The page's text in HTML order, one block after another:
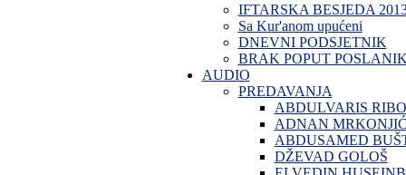
IFTARSKA BESJEDA
Sa Kur'anom upućeni
DNEVNI PODSJETNIK
BRAK POPUT
AUDIO
PREDAVANJA
ABDULVARIS RIBO
ADNAN MRKONJIĆ
ABDUSAMED
DŽEVAD GOLOŠ